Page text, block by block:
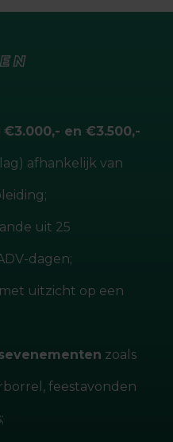
€3.000,- en €3.500,-
afhankelijk van
uit 25
dagen;
met uitzicht op een
zoals
feestavonden